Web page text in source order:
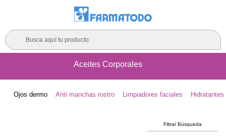
Busca aquí tu producto
Aceites Corporales
Ojos dermo Anti manchas rostro Limpiadores faciales
Filtrar Búsqueda